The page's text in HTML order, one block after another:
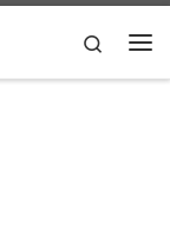
Search